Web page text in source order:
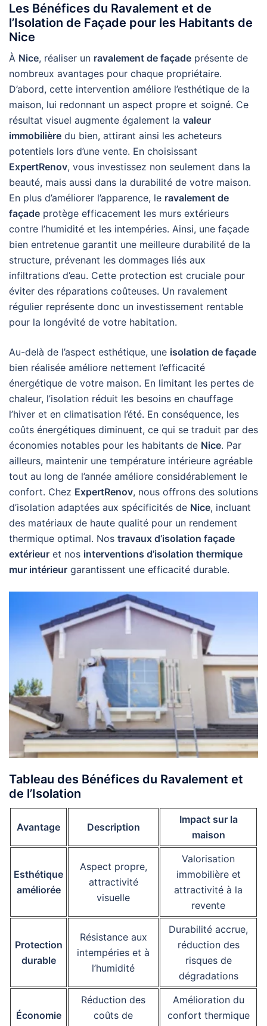
Les Bénéfices du Ravalement et de
l’Isolation de Façade pour les Habitants de
Nice
À Nice, réaliser un ravalement de façade présente de
nombreux avantages pour chaque propriétaire.
D’abord, cette intervention améliore l’esthétique de la
maison, lui redonnant un aspect propre et soigné. Ce
résultat visuel augmente également la valeur
immobilière du bien, attirant ainsi les acheteurs
potentiels lors d’une vente. En choisissant
ExpertRenov, vous investissez non seulement dans la
beauté, mais aussi dans la durabilité de votre maison.
En plus d’améliorer l’apparence, le ravalement de
façade protège efficacement les murs extérieurs
contre l’humidité et les intempéries. Ainsi, une façade
bien entretenue garantit une meilleure durabilité de la
structure, prévenant les dommages liés aux
infiltrations d’eau. Cette protection est cruciale pour
éviter des réparations coûteuses. Un ravalement
régulier représente donc un investissement rentable
pour la longévité de votre habitation.
Au-delà de l’aspect esthétique, une isolation de façade
bien réalisée améliore nettement l’efficacité
énergétique de votre maison. En limitant les pertes de
chaleur, l’isolation réduit les besoins en chauffage
l’hiver et en climatisation l’été. En conséquence, les
coûts énergétiques diminuent, ce qui se traduit par des
économies notables pour les habitants de Nice. Par
ailleurs, maintenir une température intérieure agréable
tout au long de l’année améliore considérablement le
confort. Chez ExpertRenov, nous offrons des solutions
d’isolation adaptées aux spécificités de Nice, incluant
des matériaux de haute qualité pour un rendement
thermique optimal. Nos travaux d’isolation façade
extérieur et nos interventions d’isolation thermique
mur intérieur garantissent une efficacité durable.
Tableau des Bénéfices du Ravalement et
de l’Isolation
Avantage Description
Impact sur la
maison
Esthétique
améliorée
Aspect propre,
attractivité
visuelle
Valorisation
immobilière et
attractivité à la
revente
Protection
durable
Résistance aux
intempéries et à
l’humidité
Durabilité accrue,
réduction des
risques de
dégradations
Économie
Réduction des
coûts de
Amélioration du
confort thermique